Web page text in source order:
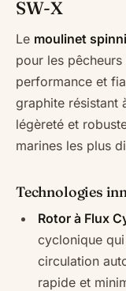
SW-X
Le moulinet
pour les
performance et
graphite résistant
légèreté et
marines les plus
Technologies
Rotor à Flux
cyclonique
circulation
rapide et